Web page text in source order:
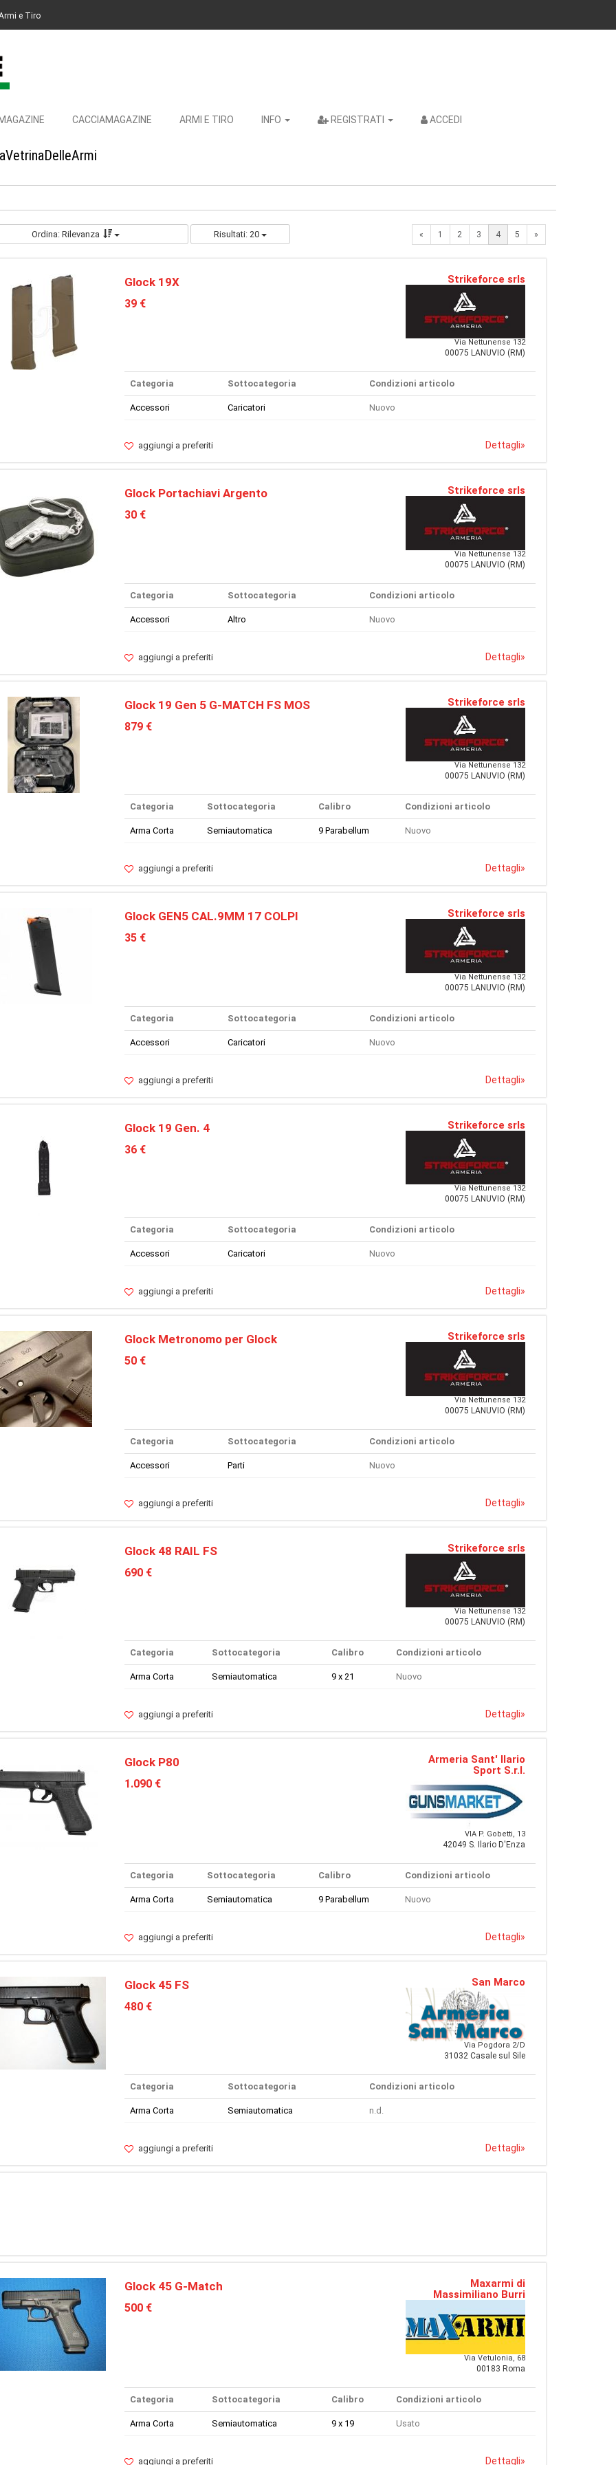
e Tiro
CACCIAMAGAZINE ARMI E TIRO INFO REGISTRATI ACCEDI
Ordina: Rilevanza Risultati: 20 « Previous
1 2 3 4 5 »
Glock 19X
39 €
Strikeforce srls
Via Nettunense 132
00075 LANUVIO (RM)
Categoria Sottocategoria Condizioni articolo
Accessori Caricatori Nuovo
aggiungi a preferiti Dettagli»
Glock Portachiavi Argento
30 €
Strikeforce srls
Via Nettunense 132
00075 LANUVIO (RM)
Categoria Sottocategoria Condizioni articolo
Accessori Altro Nuovo
aggiungi a preferiti Dettagli»
Glock 19 Gen 5 G-MATCH FS MOS
879 €
Strikeforce srls
Via Nettunense 132
00075 LANUVIO (RM)
Categoria Sottocategoria Calibro Condizioni articolo
Arma Corta Semiautomatica 9 Parabellum Nuovo
aggiungi a preferiti Dettagli»
Glock GEN5 CAL.9MM 17 COLPI
35 €
Strikeforce srls
Via Nettunense 132
00075 LANUVIO (RM)
Categoria Sottocategoria Condizioni articolo
Accessori Caricatori Nuovo
aggiungi a preferiti Dettagli»
Glock 19 Gen. 4
36 €
Strikeforce srls
Via Nettunense 132
00075 LANUVIO (RM)
Categoria Sottocategoria Condizioni articolo
Accessori Caricatori Nuovo
aggiungi a preferiti Dettagli»
Glock Metronomo per Glock
50 €
Strikeforce srls
Via Nettunense 132
00075 LANUVIO (RM)
Categoria Sottocategoria Condizioni articolo
Accessori Parti Nuovo
aggiungi a preferiti Dettagli»
Glock 48 RAIL FS
690 €
Strikeforce srls
Via Nettunense 132
00075 LANUVIO (RM)
Categoria Sottocategoria Calibro Condizioni articolo
Arma Corta Semiautomatica 9 x 21 Nuovo
aggiungi a preferiti Dettagli»
Glock P80
1.090 €
Armeria Sant' Ilario
Sport S.r.l.
VIA P. Gobetti, 13
42049 S. Ilario D'Enza
Categoria Sottocategoria Calibro Condizioni articolo
Arma Corta Semiautomatica 9 Parabellum Nuovo
aggiungi a preferiti Dettagli»
Glock 45 FS
480 €
San Marco
Via Pogdora 2/D
31032 Casale sul Sile
Categoria Sottocategoria Condizioni articolo
Arma Corta Semiautomatica n.d.
aggiungi a preferiti Dettagli»
Glock 45 G-Match
500 €
Maxarmi di
Massimiliano Burri
Via Vetulonia, 68
00183 Roma
Categoria Sottocategoria Calibro Condizioni articolo
Arma Corta Semiautomatica 9 x 19 Usato
aggiungi a preferiti Dettagli»